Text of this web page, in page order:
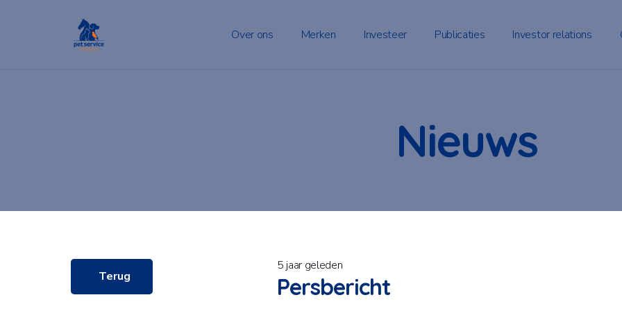
Over ons Merken Investeer Publicaties Investor relations
Nieuws
Terug
5 jaar geleden
Persbericht